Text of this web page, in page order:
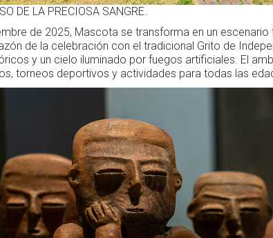
DE LA PRECIOSA SANGRE.
de 2025, Mascota se transforma en un
de la celebración con el tradicional Grito de
y un cielo iluminado por fuegos artificiales. El
torneos deportivos y actividades para todas las